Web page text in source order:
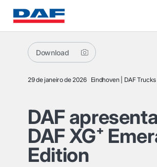
Download
29 de janeiro de 2026 Eindhoven DAF Trucks
DAF
DAF XG⁺
Edition